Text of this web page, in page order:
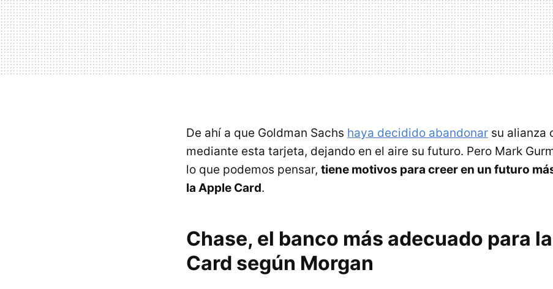
De ahí a que Goldman Sachs haya decidido abandonar su alianza
mediante esta tarjeta, dejando en el aire su futuro. Pero Mark
lo que podemos pensar, tiene motivos para creer en un futuro
la Apple Card.
Chase, el banco más adecuado para
Card según Morgan